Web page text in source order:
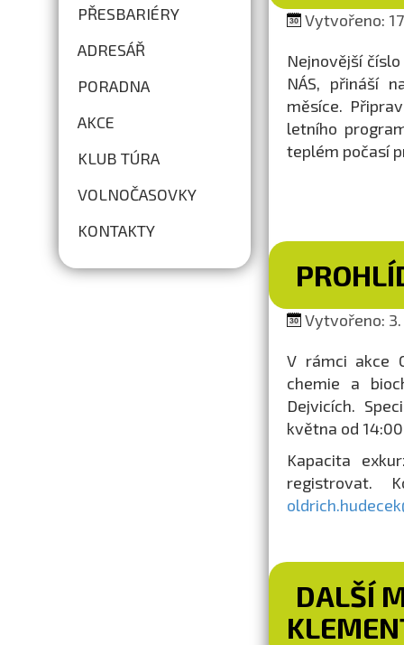
PŘESBARIÉRY
ADRESÁŘ
PORADNA
AKCE
KLUB TÚRA
VOLNOČASOVKY
KONTAKTY
Vytvořeno:
Nejnovější
NÁS, přináší
měsíce.
letního
teplém počasí
Vytvořeno: 3.
V rámci akce
chemie a
Dejvicích.
května od
Kapacita
registrovat.
DALŠÍ